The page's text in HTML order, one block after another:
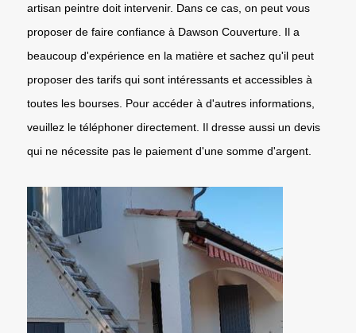
artisan peintre doit intervenir. Dans ce cas, on peut vous
proposer de faire confiance à Dawson Couverture. Il a
beaucoup d'expérience en la matière et sachez qu'il peut
proposer des tarifs qui sont intéressants et accessibles à
toutes les bourses. Pour accéder à d'autres informations,
veuillez le téléphoner directement. Il dresse aussi un devis
qui ne nécessite pas le paiement d'une somme d'argent.